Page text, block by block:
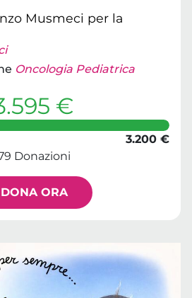
Musmeci per la
Oncologia Pediatrica
€
3.200 €
Donazioni
DONA ORA